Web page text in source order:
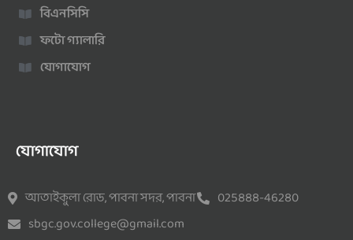
বিএনসিসি
ফটো গ্যালারি
যোগাযোগ
যোগাযোগ
আতাইকুলা রোড, পাবনা সদর, পাবনা
025888-46280
sbgc.gov.college@gmail.com